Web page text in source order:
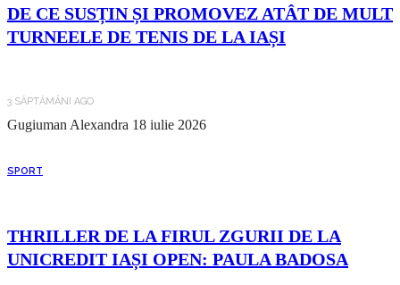
DE CE SUSȚIN ȘI PROMOVEZ ATÂT DE MULT
TURNEELE DE TENIS DE LA IAȘI
3 SĂPTĂMÂNI AGO
Gugiuman Alexandra 18 iulie 2026
SPORT
THRILLER DE LA FIRUL ZGURII DE LA
UNICREDIT IAȘI OPEN: PAULA BADOSA